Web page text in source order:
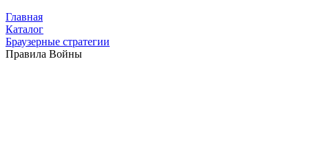
Главная
Каталог
Браузерные стратегии
Правила Войны